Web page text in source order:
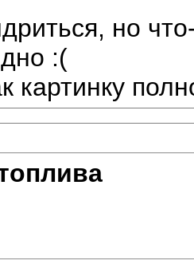
но
:(
картинку